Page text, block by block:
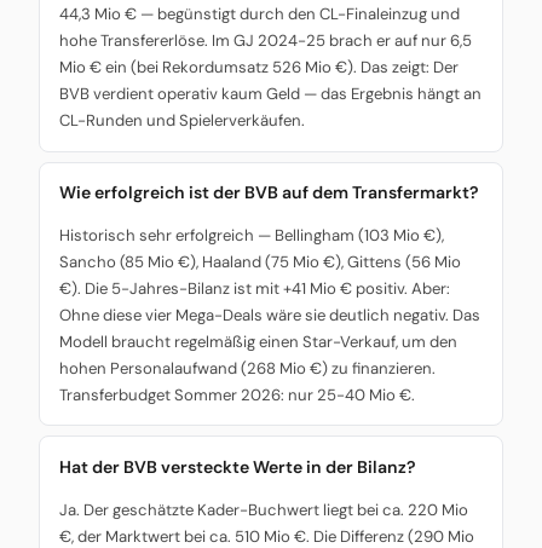
44,3 Mio € — begünstigt durch den CL-Finaleinzug und
hohe Transfererlöse. Im GJ 2024-25 brach er auf nur 6,5
Mio € ein (bei Rekordumsatz 526 Mio €). Das zeigt: Der
BVB verdient operativ kaum Geld — das Ergebnis hängt an
CL-Runden und Spielerverkäufen.
Wie erfolgreich ist der BVB auf dem Transfermarkt?
Historisch sehr erfolgreich — Bellingham (103 Mio €),
Sancho (85 Mio €), Haaland (75 Mio €), Gittens (56 Mio
€). Die 5-Jahres-Bilanz ist mit +41 Mio € positiv. Aber:
Ohne diese vier Mega-Deals wäre sie deutlich negativ. Das
Modell braucht regelmäßig einen Star-Verkauf, um den
hohen Personalaufwand (268 Mio €) zu finanzieren.
Transferbudget Sommer 2026: nur 25-40 Mio €.
Hat der BVB versteckte Werte in der Bilanz?
Ja. Der geschätzte Kader-Buchwert liegt bei ca. 220 Mio
€, der Marktwert bei ca. 510 Mio €. Die Differenz (290 Mio